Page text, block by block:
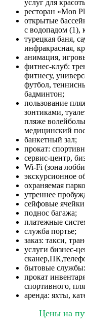
услуг для
ресторан «Mon
открытые
с водопадом (1),
турецкая баня,
инфракрасная,
анимация,
фитнес-клуб:
фитнесу,
футбол,
бадминтон;
пользование
зонтиками,
пляже
медицинский
банкетный зал;
прокат:
сервис-центр,
Wi-Fi (зона
экскурсионное
охраняемая
утреннее
сейфовые
поднос багажа;
платежные
служба портье;
заказ: такси,
услуги бизнес-
бытовые службы:
прокат
спортивного,
аренда: яхты,
Цены на